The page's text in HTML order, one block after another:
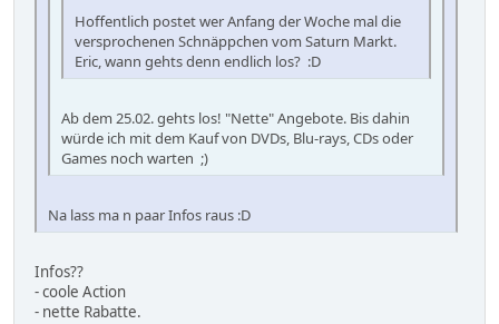
Hoffentlich postet wer Anfang der Woche mal die
versprochenen Schnäppchen vom Saturn Markt.
Eric, wann gehts denn endlich los? :D
Ab dem 25.02. gehts los! "Nette" Angebote. Bis dahin
würde ich mit dem Kauf von DVDs, Blu-rays, CDs oder
Games noch warten ;)
Na lass ma n paar Infos raus :D
Infos??
- coole Action
- nette Rabatte.